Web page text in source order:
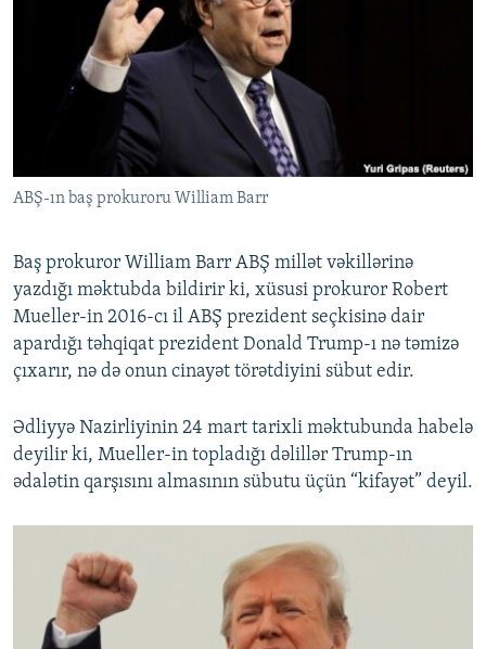
FOTOQALEREYA
İNFOQRAFIKA
KARIKATURA
AZƏRBAYCAN ƏDƏBIYYATI KITABXANASI
İSLAM VƏ DEMOKRATIYA
İZ - MƏDƏNIYYƏT PROQRAMI
HAQQIMIZDA
MISSIYAMIZ
PEŞƏ ETIKASI VƏ JURNALISTIKA STANDARTLARIMIZ
MATERIALLARIMIZDAN ISTIFADƏ
AZADLIQRADIOSU MOBIL TELEFONUNUZDA
BIZIMLƏ ƏLAQƏ
RFE/RL-in bütün saytları
ABŞ-ın baş prokuroru William Barr
Baş prokuror William Barr ABŞ millət vəkillərinə
yazdığı məktubda bildirir ki, xüsusi prokuror Robert
Mueller-in 2016-cı il ABŞ prezident seçkisinə dair
apardığı təhqiqat prezident Donald Trump-ı nə təmizə
çıxarır, nə də onun cinayət törətdiyini sübut edir.
Ədliyyə Nazirliyinin 24 mart tarixli məktubunda habelə
deyilir ki, Mueller-in topladığı dəlillər Trump-ın
ədalətin qarşısını almasının sübutu üçün “kifayət” deyil.